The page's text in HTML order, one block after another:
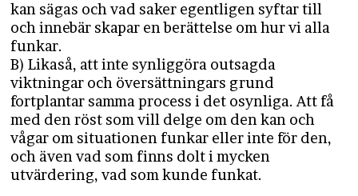
kan sägas och vad saker egentligen syftar till
och innebär skapar en berättelse om hur vi alla
funkar.
B) Likaså, att inte synliggöra outsagda
viktningar och översättningars grund
fortplantar samma process i det osynliga. Att få
med den röst som vill delge om den kan och
vågar om situationen funkar eller inte för den,
och även vad som finns dolt i mycken
utvärdering, vad som kunde funkat.